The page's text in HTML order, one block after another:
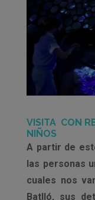
VISITA CON
NIÑOS
A partir de
las personas
cuales nos
Batlló, sus